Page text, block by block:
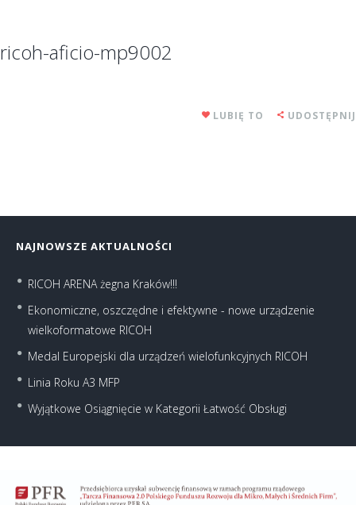
ricoh-aficio-mp9002
LUBIĘ TO UDOSTĘPNIJ
NAJNOWSZE AKTUALNOŚCI
RICOH ARENA żegna Kraków!!!
Ekonomiczne, oszczędne i efektywne - nowe urządzenie
wielkoformatowe RICOH
Medal Europejski dla urządzeń wielofunkcyjnych RICOH
Linia Roku A3 MFP
Wyjątkowe Osiągnięcie w Kategorii Łatwość Obsługi